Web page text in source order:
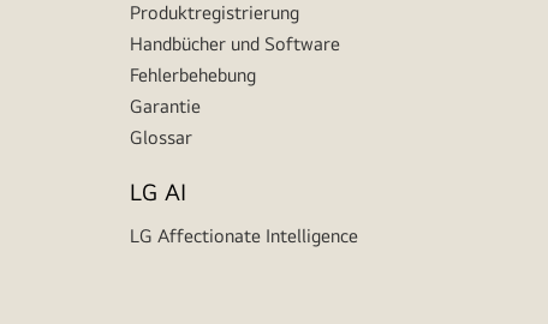
Produktregistrierung
Handbücher und Software
Fehlerbehebung
Garantie
Glossar
LG AI
LG Affectionate Intelligence